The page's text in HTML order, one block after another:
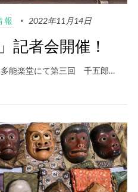
報 2022年11月14日
記者会開催！
能楽堂にて第三回 千五郎…